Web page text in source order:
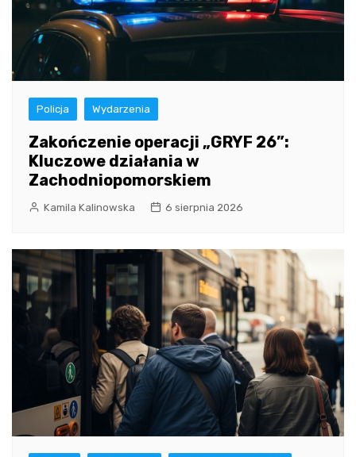
Policja Wydarzenia
Zakończenie operacji „GRYF 26”:
Kluczowe działania w
Zachodniopomorskiem
Kamila Kalinowska 6 sierpnia 2026